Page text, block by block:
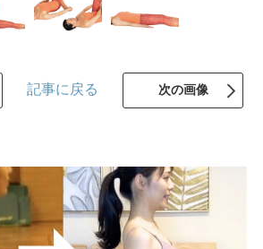
記事に戻る 次の画像